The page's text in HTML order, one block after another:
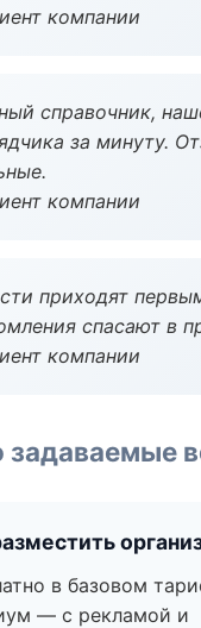
компании
справочник,
за минуту.
компании
приходят
спасают в
компании
задаваемые
в базовом
— с рекламой и